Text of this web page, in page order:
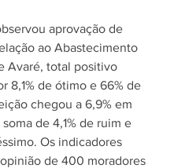
aprovação de
ao Abastecimento
Avaré, total positivo
8,1% de ótimo e 66% de
chegou a 6,9% em
de 4,1% de ruim e
Os indicadores
de 400 moradores